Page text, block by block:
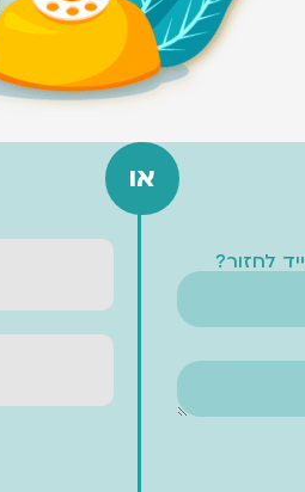
לחזור?
או